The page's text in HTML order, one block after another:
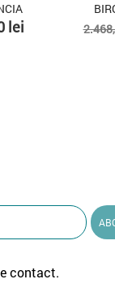
BIROU
2.468,00 lei
contact.